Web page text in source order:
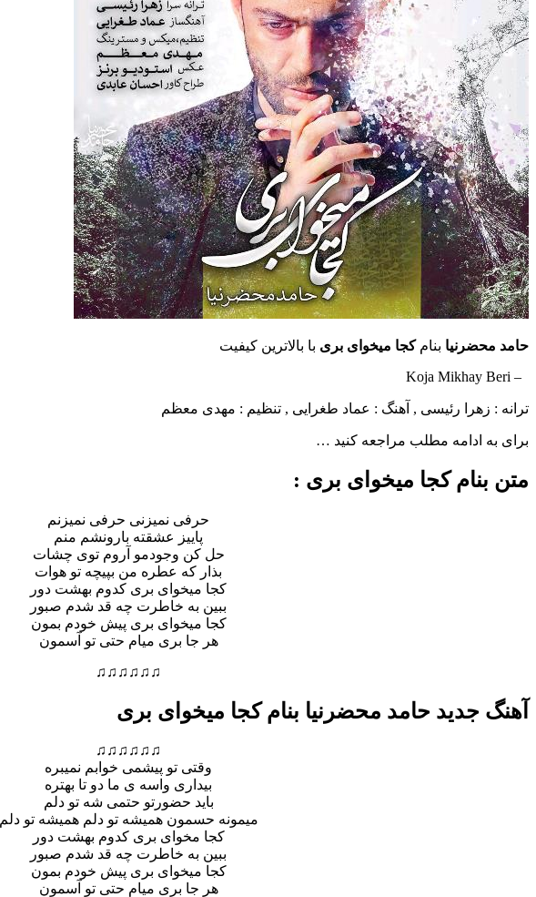
حامد محضرنیا بنامکجا میخوای بری با بالاترین کیفیت
– Koja Mikhay Beri
ترانه : زهرا رئیسی , آهنگ : عماد طغرایی , تنظیم : مهدی معظم
برای به ادامه مطلب مراجعه کنید …
متن بنام کجا میخوای بری :
حرفی نمیزنی حرفی نمیزنم
پاییز عشقته بارونشم منم
حل کن وجودمو آروم توی چشات
بذار که عطره من بپیچه تو هوات
کجا میخوای بری کدوم بهشت دور
ببین به خاطرت چه قد شدم صبور
کجا میخوای بری پیش خودم بمون
هر جا بری میام حتی تو آسمون
♫♫♫♫♫♫
آهنگ جدید حامد محضرنیا بنام کجا میخوای بری
♫♫♫♫♫♫
وقتی تو پیشمی خوابم نمیبره
بیداری واسه ی ما دو تا بهتره
باید حضورتو حتمی شه تو دلم
میمونه حسمون همیشه تو دلم همیشه تو دلم
کجا مخوای بری کدوم بهشت دور
ببین به خاطرت چه قد شدم صبور
کجا میخوای بری پیش خودم بمون
هر جا بری میام حتی تو آسمون